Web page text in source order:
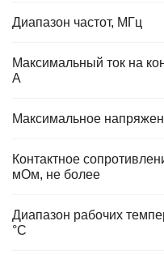
Диапазон частот, МГц
Максимальный ток на
А
Максимальное
Контактное
мОм, не более
Диапазон рабочих
°C